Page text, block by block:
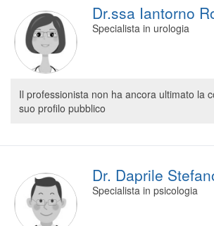
Dr.ssa Iantorno
Specialista in urologia
Il professionista non ha ancora ultimato la
suo profilo pubblico
Dr. Daprile
Specialista in psicologia